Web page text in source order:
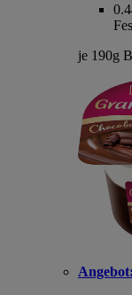
je 190g
Angebot: